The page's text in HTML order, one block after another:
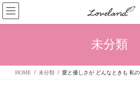
コ
ン
テ
ス
ナ
ビ
ゲ
ン
未分類
HOME 未分類 愛と優しさが どんなときも 私